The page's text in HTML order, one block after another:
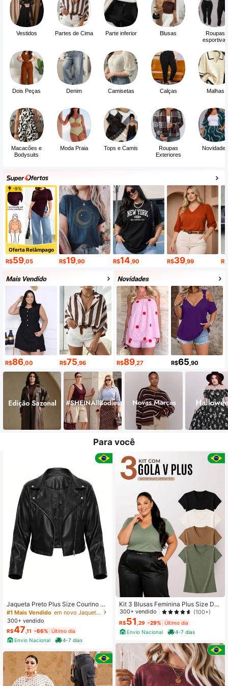
Vestidos
Dois Peças
Macacões e
Bodysuits
Partes de Cima
Denim
Moda Praia
Parte inferior
Camisetas
Tops e Camis
Blusas
Calças
Roupas
Exteriores
Roupas
esportivas
Malhas
-9%
Oferta Relâmpago
R$59,05 R$19,90 R$14,90 R$39,99 R$
R$86 ,00 R$75 ,96 R$89 ,27 R$65 ,90
Para você
Jaqueta Preto Plus Size Courino Si
ntética PU Feminino Com Zíper Mo
da Casaco Inverno
#1 Mais Vendido
em novo Jaquetas Plus Size
300+ vendido
R$47 ,11 -66% Último dia
Envio Nacional
4-7 dias
Kit 3 Blusas Feminina Plus Size De
cote V Manga Curta Malha Premiu
m Básica Casual - H00
300+ vendido (100+)
R$51 ,29 -29% Último dia
Envio Nacional
4-7 dias